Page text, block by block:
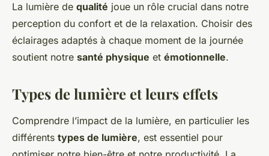
La lumière de qualité joue un rôle crucial dans notre
perception du confort et de la relaxation. Choisir des
éclairages adaptés à chaque moment de la journée
soutient notre santé physique et émotionnelle.
Types de lumière et leurs effets
Comprendre l’impact de la lumière, en particulier les
différents types de lumière, est essentiel pour